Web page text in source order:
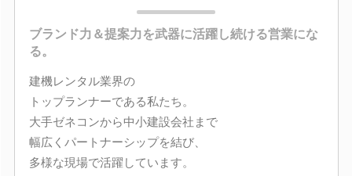
ブランド力＆提案力を武器に活躍し続ける営業にな
る。
建機レンタル業界の
トップランナーである私たち。
大手ゼネコンから中小建設会社まで
幅広くパートナーシップを結び、
多様な現場で活躍しています。